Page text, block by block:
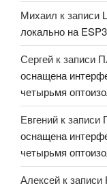
Михаил к записи
локально на
Сергей к записи
оснащена
четырьмя
Евгений к записи
оснащена
четырьмя
Алексей к записи